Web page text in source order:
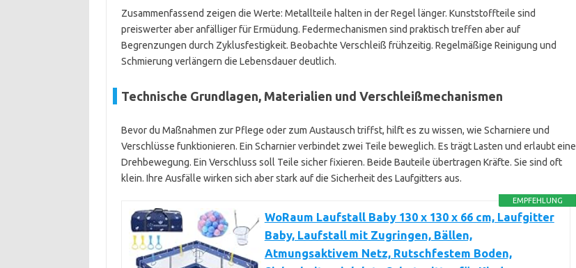
Zusammenfassend zeigen die Werte: Metallteile halten in der Regel länger. Kunststoffteile sind
preiswerter aber anfälliger für Ermüdung. Federmechanismen sind praktisch treffen aber auf
Begrenzungen durch Zyklusfestigkeit. Beobachte Verschleiß frühzeitig. Regelmäßige Reinigung und
Schmierung verlängern die Lebensdauer deutlich.
Technische Grundlagen, Materialien und Verschleißmechanismen
Bevor du Maßnahmen zur Pflege oder zum Austausch triffst, hilft es zu wissen, wie Scharniere und
Verschlüsse funktionieren. Ein Scharnier verbindet zwei Teile beweglich. Es trägt Lasten und erlaubt eine
Drehbewegung. Ein Verschluss soll Teile sicher fixieren. Beide Bauteile übertragen Kräfte. Sie sind oft
klein. Ihre Ausfälle wirken sich aber stark auf die Sicherheit des Laufgitters aus.
EMPFEHLUNG
WoRaum Laufstall Baby 130 x 130 x 66 cm, Laufgitter
Baby, Laufstall mit Zugringen, Bällen,
Atmungsaktivem Netz, Rutschfestem Boden,